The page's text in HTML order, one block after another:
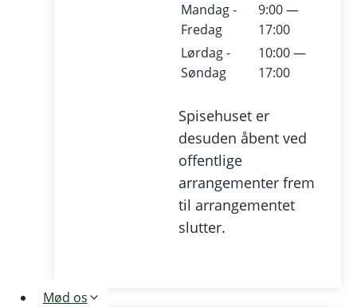
Mandag -
Fredag
9:00 —
17:00
Lørdag -
Søndag
10:00 —
17:00
Spisehuset er
desuden åbent ved
offentlige
arrangementer frem
til arrangementet
slutter.
Mød os